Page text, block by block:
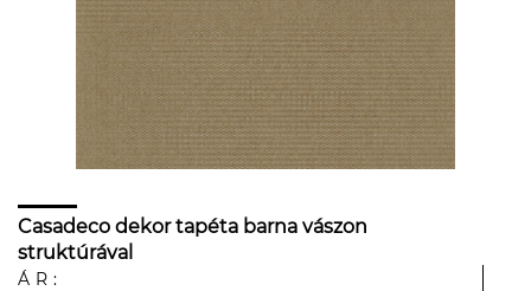
Casadeco dekor tapéta barna vászon
struktúrával
ÁR: